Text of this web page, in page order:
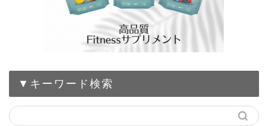
▼キーワード検索